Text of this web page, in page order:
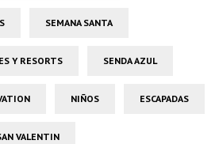
SEMANA SANTA
Y RESORTS SENDA AZUL
NIÑOS ESCAPADAS
VALENTIN